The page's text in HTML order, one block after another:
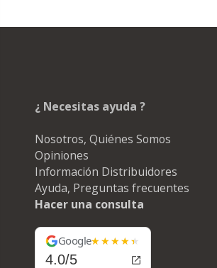
¿ Necesitas ayuda ?
Nosotros, Quiénes Somos
Opiniones
Información Distribuidores
Ayuda, Preguntas frecuentes
Hacer una consulta
Google
4.0/5